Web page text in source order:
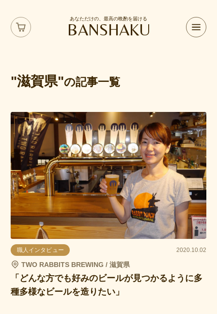
あなただけの、最高の晩酌を届ける
BANSHAKU
"滋賀県"の記事一覧
職人インタビュー 2020.10.02
TWO RABBITS BREWING / 滋賀県
「どんな方でも好みのビールが見つかるように多
種多様なビールを造りたい」